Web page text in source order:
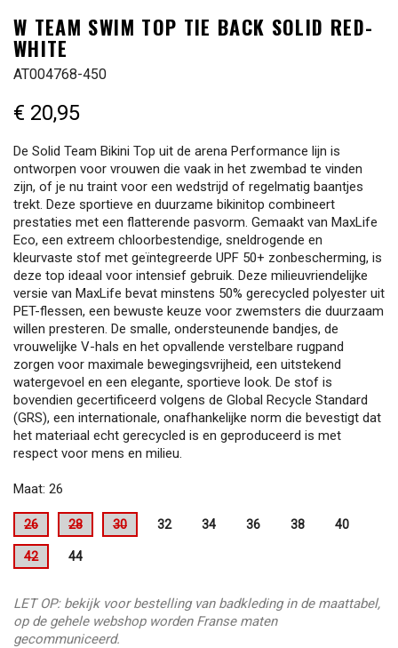
W TEAM SWIM TOP TIE BACK SOLID RED-
WHITE
AT004768-450
€ 20,95
De Solid Team Bikini Top uit de arena Performance lijn is
ontworpen voor vrouwen die vaak in het zwembad te vinden
zijn, of je nu traint voor een wedstrijd of regelmatig baantjes
trekt. Deze sportieve en duurzame bikinitop combineert
prestaties met een flatterende pasvorm. Gemaakt van MaxLife
Eco, een extreem chloorbestendige, sneldrogende en
kleurvaste stof met geïntegreerde UPF 50+ zonbescherming, is
deze top ideaal voor intensief gebruik. Deze milieuvriendelijke
versie van MaxLife bevat minstens 50% gerecycled polyester uit
PET-flessen, een bewuste keuze voor zwemsters die duurzaam
willen presteren. De smalle, ondersteunende bandjes, de
vrouwelijke V-hals en het opvallende verstelbare rugpand
zorgen voor maximale bewegingsvrijheid, een uitstekend
watergevoel en een elegante, sportieve look. De stof is
bovendien gecertificeerd volgens de Global Recycle Standard
(GRS), een internationale, onafhankelijke norm die bevestigt dat
het materiaal echt gerecycled is en geproduceerd is met
respect voor mens en milieu.
Maat: 26
26 28 30 32 34 36 38 40
42 44
LET OP: bekijk voor bestelling van badkleding in de maattabel,
op de gehele webshop worden Franse maten
gecommuniceerd.